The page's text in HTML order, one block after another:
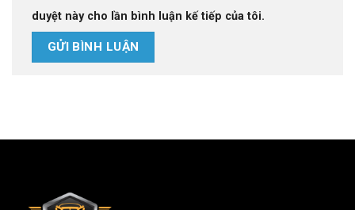
duyệt này cho lần bình luận kế tiếp của tôi.